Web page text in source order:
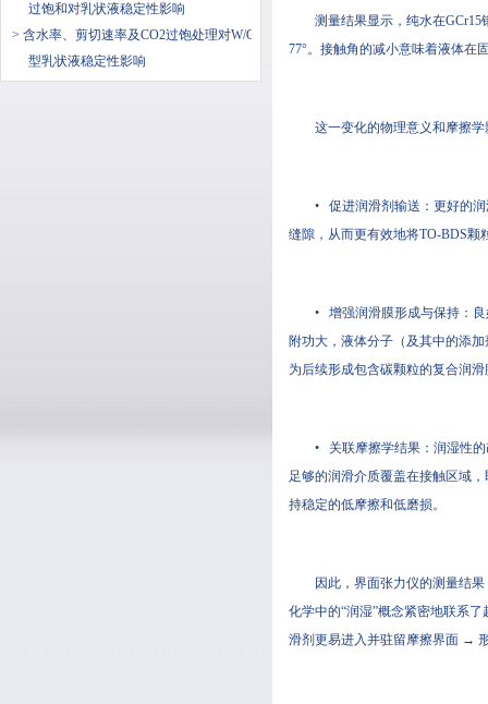
过饱和对乳状液稳定性影响
> 含水率、剪切速率及CO2过饱处理对W/O
型乳状液稳定性影响
测量结果显示，纯水在GCr15
77°。接触角的减小意味着液体在
这一变化的物理意义和摩擦
• 促进润滑剂输送：更好的
缝隙，从而更有效地将TO-BDS颗
• 增强润滑膜形成与保持：
附功大，液体分子（及其中的添
为后续形成包含碳颗粒的复合润
• 关联摩擦学结果：润湿性
足够的润滑介质覆盖在接触区域
持稳定的低摩擦和低磨损。
因此，界面张力仪的测量结
化学中的“润湿”概念紧密地联系
滑剂更易进入并驻留摩擦界面 →